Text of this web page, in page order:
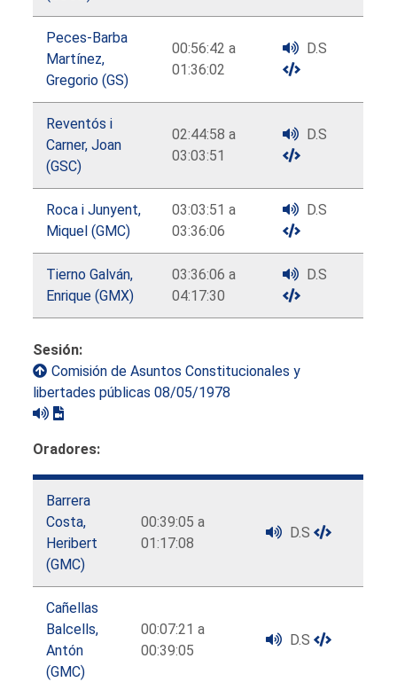
Peces-Barba
Martínez,
Gregorio (GS)
00:56:42 a
01:36:02
D.S
Reventós i
Carner, Joan
(GSC)
02:44:58 a
03:03:51
D.S
Roca i Junyent,
Miquel (GMC)
03:03:51 a
03:36:06
D.S
Tierno Galván,
Enrique (GMX)
03:36:06 a
04:17:30
D.S
Sesión:
Comisión de Asuntos Constitucionales y
libertades públicas 08/05/1978
Oradores:
Barrera
Costa,
Heribert
(GMC)
00:39:05 a
01:17:08
D.S
Cañellas
Balcells,
Antón
(GMC)
00:07:21 a
00:39:05
D.S